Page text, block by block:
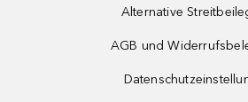
Alternative
AGB und